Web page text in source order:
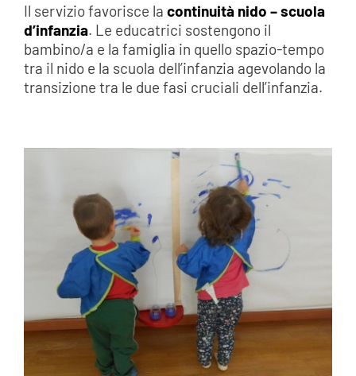
Il servizio favorisce la continuità nido – scuola
d’infanzia. Le educatrici sostengono il
bambino/a e la famiglia in quello spazio-tempo
tra il nido e la scuola dell’infanzia agevolando la
transizione tra le due fasi cruciali dell’infanzia.